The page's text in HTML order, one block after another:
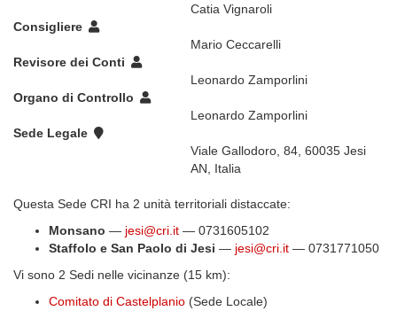
Catia Vignaroli
Consigliere
Mario Ceccarelli
Revisore dei Conti
Leonardo Zamporlini
Organo di Controllo
Leonardo Zamporlini
Sede Legale
Viale Gallodoro, 84, 60035 Jesi
AN, Italia
Questa Sede CRI ha 2 unità territoriali distaccate:
Monsano — jesi@cri.it — 0731605102
Staffolo e San Paolo di Jesi — jesi@cri.it — 0731771050
Vi sono 2 Sedi nelle vicinanze (15 km):
Comitato di Castelplanio (Sede Locale)